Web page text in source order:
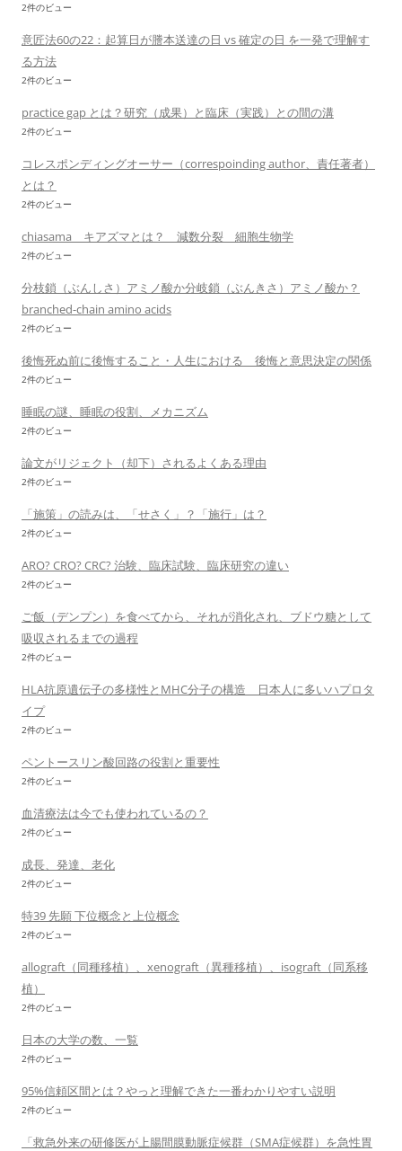
2件のビュー
意匠法60の22：起算日が謄本送達の日 vs 確定の日 を一発で理解す
る方法
2件のビュー
practice gap とは？研究（成果）と臨床（実践）との間の溝
2件のビュー
コレスポンディングオーサー（correspoinding author、責任著者）
とは？
2件のビュー
chiasama キアズマとは？ 減数分裂 細胞生物学
2件のビュー
分枝鎖（ぶんしさ）アミノ酸か分岐鎖（ぶんきさ）アミノ酸か？
branched-chain amino acids
2件のビュー
後悔死ぬ前に後悔すること・人生における 後悔と意思決定の関係
2件のビュー
睡眠の謎、睡眠の役割、メカニズム
2件のビュー
論文がリジェクト（却下）されるよくある理由
2件のビュー
「施策」の読みは、「せさく」？「施行」は？
2件のビュー
ARO? CRO? CRC? 治験、臨床試験、臨床研究の違い
2件のビュー
ご飯（デンプン）を食べてから、それが消化され、ブドウ糖として
吸収されるまでの過程
2件のビュー
HLA抗原遺伝子の多様性とMHC分子の構造 日本人に多いハプロタ
イプ
2件のビュー
ペントースリン酸回路の役割と重要性
2件のビュー
血清療法は今でも使われているの？
2件のビュー
成長、発達、老化
2件のビュー
特39 先願 下位概念と上位概念
2件のビュー
allograft（同種移植）、xenograft（異種移植）、isograft（同系移
植）
2件のビュー
日本の大学の数、一覧
2件のビュー
95%信頼区間とは？やっと理解できた一番わかりやすい説明
2件のビュー
「救急外来の研修医が上腸間膜動脈症候群（SMA症候群）を急性胃